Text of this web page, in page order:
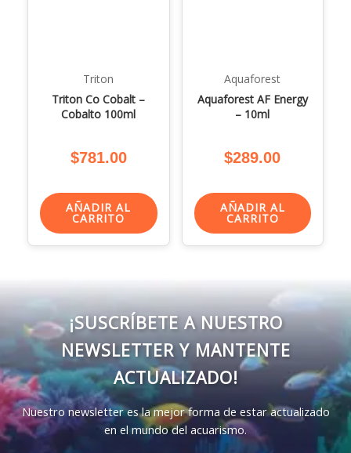
Triton
Triton Co Cobalt –
Cobalto 100ml
$781.00
AÑADIR AL
CARRITO
Aquaforest
Aquaforest AF Energy
– 10ml
$289.00
AÑADIR AL
CARRITO
¡SUSCRÍBETE A NUESTRO
NEWSLETTER Y MANTENTE
ACTUALIZADO!
Nuestro newsletter es la mejor forma de estar actualizado
en el mundo del acuarismo.